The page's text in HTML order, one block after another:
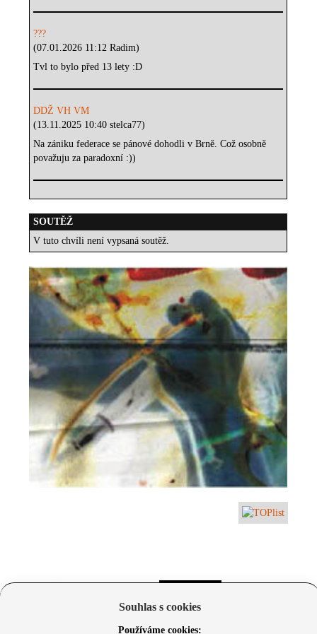
???
(07.01.2026 11:12 Radim)
Tvl to bylo před 13 lety :D
DDŽ VH VM
(13.11.2025 10:40 stelca77)
Na zániku federace se pánové dohodli v Brně. Což osobně
považuju za paradoxní :))
SOUTĚŽ
V tuto chvíli není vypsaná soutěž.
Souhlas s cookies
Používáme cookies: